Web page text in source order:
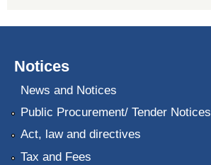
Notices
News and Notices
Public Procurement/ Tender Notices
Act, law and directives
Tax and Fees